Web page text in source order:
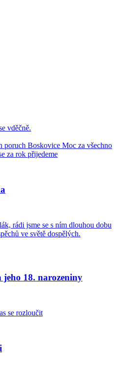
vděčně.
poruch Boskovice Moc za všechno
za rok přijedeme
rádi jsme se s ním dlouhou dobu
ve světě dospělých.
jeho 18. narozeniny
se rozloučit